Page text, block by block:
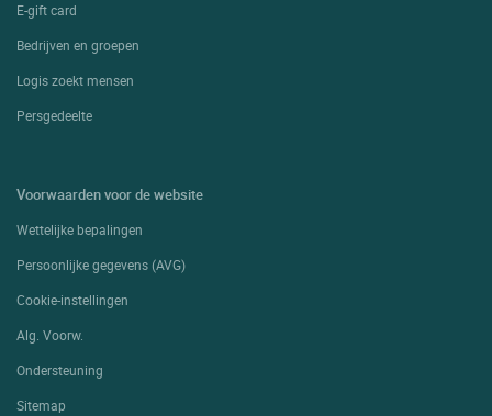
E-gift card
Bedrijven en groepen
Logis zoekt mensen
Persgedeelte
Voorwaarden voor de website
Wettelijke bepalingen
Persoonlijke gegevens (AVG)
Cookie-instellingen
Alg. Voorw.
Ondersteuning
Sitemap